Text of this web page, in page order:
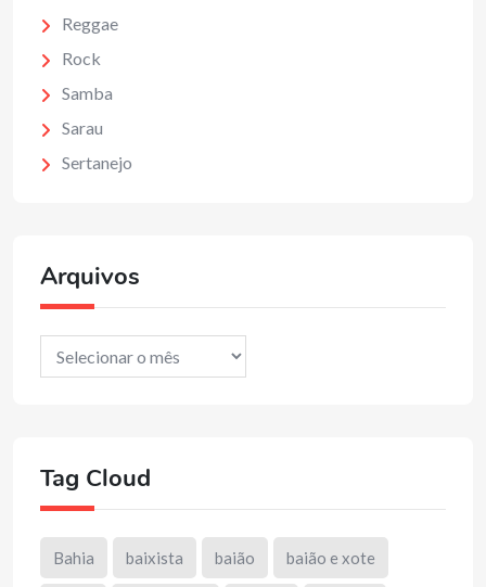
Reggae
Rock
Samba
Sarau
Sertanejo
Arquivos
Arquivos
Tag Cloud
Bahia baixista baião baião e xote